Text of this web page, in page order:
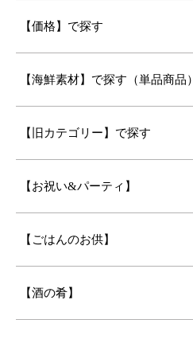
【価格】で探す
【海鮮素材】で探す（単品商品）
【旧カテゴリー】で探す
【お祝い&パーティ】
【ごはんのお供】
【酒の肴】